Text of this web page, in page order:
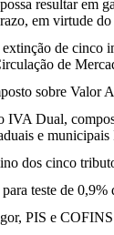
resultar em
em virtude
de cinco
de
sobre Valor
IVA Dual,
e
dos cinco
teste de
PIS e